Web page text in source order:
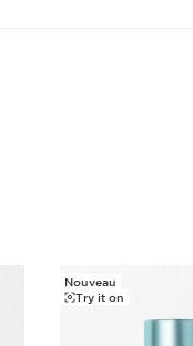
Nouveau
Try it on